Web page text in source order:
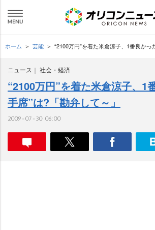
ホーム 芸能 “2100万円”を着た米倉涼子、1番良かっ
ニュース 社会・経済
“2100万円”を着た米倉涼子、1
手席”は?「勘弁して～」
2009-07-30 06:00